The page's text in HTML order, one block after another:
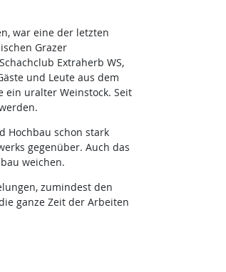
war eine der letzten
Grazer
Extraherb WS,
und Leute aus dem
ein uralter Weinstock. Seit
Hochbau schon stark
gegenüber. Auch das
weichen.
zumindest den
ganze Zeit der Arbeiten